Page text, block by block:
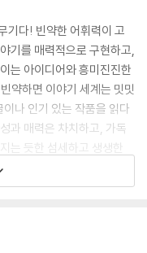
기다! 빈약한 어휘력이 고
기를 매력적으로 구현하고,
는 아이디어와 흥미진진한
약하면 이야기 세계는 밋밋
나 인기 있는 작품을 읽다
과 매력은 차치하고, 가독
는 듯한 섬세하고 생생한
일상적인 이야기든, 기발
다채로운 어휘로 인물들의
뿐더러 좀처럼 페이지가